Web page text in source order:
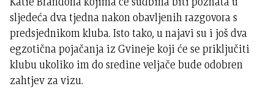
sljedeća dva tjedna nakon obavljenih razgovora s
predsjednikom kluba. Isto tako, u najavi su i još dva
egzotična pojačanja iz Gvineje koji će se priključiti
klubu ukoliko im do sredine veljače bude odobren
zahtjev za vizu.